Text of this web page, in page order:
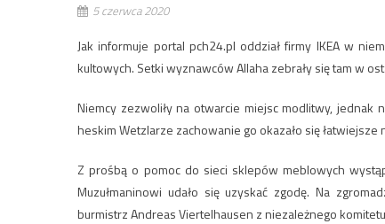
5 czerwca 2020
Jak informuje portal pch24.pl oddział firmy IKEA w
kultowych. Setki wyznawców Allaha zebrały się tam w
Niemcy zezwoliły na otwarcie miejsc modlitwy, jednak
heskim Wetzlarze zachowanie go okazało się łatwiejsze
Z prośbą o pomoc do sieci sklepów meblowych
Muzułmaninowi udało się uzyskać zgodę. Na
burmistrz Andreas Viertelhausen z niezależnego